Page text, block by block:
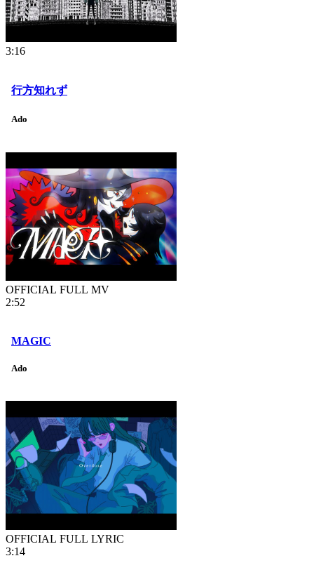
3:16
行方知れず
Ado
OFFICIAL FULL MV
2:52
MAGIC
Ado
OFFICIAL FULL LYRIC
3:14